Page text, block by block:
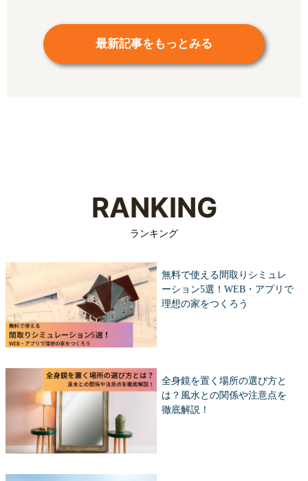
最新記事をもっとみる
RANKING
ランキング
無料で使える間取りシミュレ
ーション5選！WEB・アプリで
理想の家をつくろう
全身鏡を置く場所の選び方と
は？風水との関係や注意点を
徹底解説！